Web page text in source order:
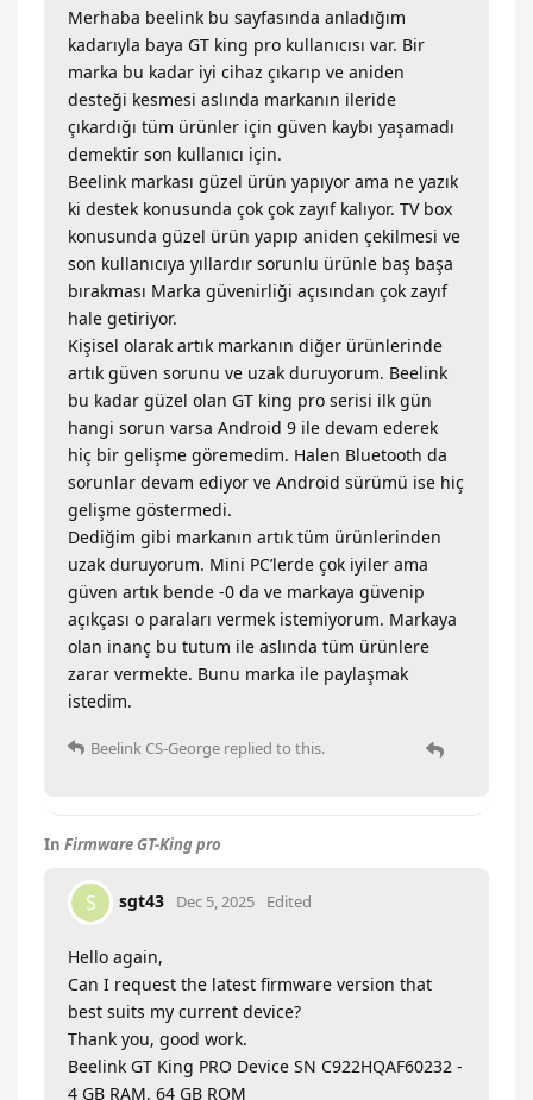
Merhaba beelink bu sayfasında anladığım
kadarıyla baya GT king pro kullanıcısı var. Bir
marka bu kadar iyi cihaz çıkarıp ve aniden
desteği kesmesi aslında markanın ileride
çıkardığı tüm ürünler için güven kaybı yaşamadı
demektir son kullanıcı için.
Beelink markası güzel ürün yapıyor ama ne yazık
ki destek konusunda çok çok zayıf kalıyor. TV box
konusunda güzel ürün yapıp aniden çekilmesi ve
son kullanıcıya yıllardır sorunlu ürünle baş başa
bırakması Marka güvenirliği açısından çok zayıf
hale getiriyor.
Kişisel olarak artık markanın diğer ürünlerinde
artık güven sorunu ve uzak duruyorum. Beelink
bu kadar güzel olan GT king pro serisi ilk gün
hangi sorun varsa Android 9 ile devam ederek
hiç bir gelişme göremedim. Halen Bluetooth da
sorunlar devam ediyor ve Android sürümü ise hiç
gelişme göstermedi.
Dediğim gibi markanın artık tüm ürünlerinden
uzak duruyorum. Mini PC’lerde çok iyiler ama
güven artık bende -0 da ve markaya güvenip
açıkçası o paraları vermek istemiyorum. Markaya
olan inanç bu tutum ile aslında tüm ürünlere
zarar vermekte. Bunu marka ile paylaşmak
istedim.
Beelink CS-George replied to this.
In Firmware GT-King pro
S sgt43 Dec 5, 2025 Edited
Hello again,
Can I request the latest firmware version that
best suits my current device?
Thank you, good work.
Beelink GT King PRO Device SN C922HQAF60232 -
4 GB RAM, 64 GB ROM